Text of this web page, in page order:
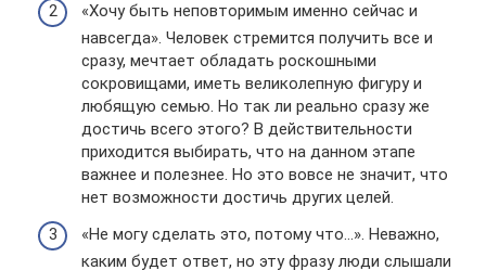
«Хочу быть неповторимым именно сейчас и
навсегда». Человек стремится получить все и
сразу, мечтает обладать роскошными
сокровищами, иметь великолепную фигуру и
любящую семью. Но так ли реально сразу же
достичь всего этого? В действительности
приходится выбирать, что на данном этапе
важнее и полезнее. Но это вовсе не значит, что
нет возможности достичь других целей.
«Не могу сделать это, потому что…». Неважно,
каким будет ответ, но эту фразу люди слышали